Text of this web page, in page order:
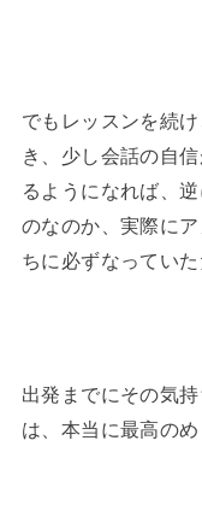
でもレッスンを続
き、少し会話の自
るようになれば、
のなのか、実際に
ちに必ずなっていた
出発までにその気
は、本当に最高の